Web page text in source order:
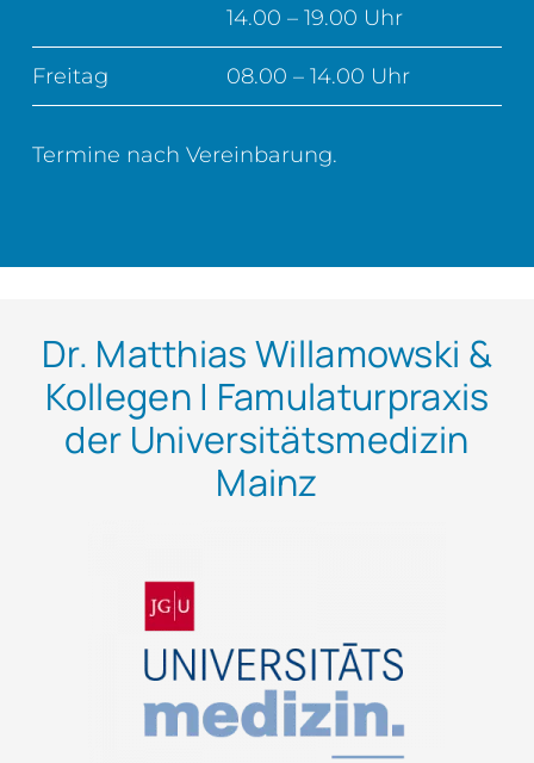
14.00 – 19.00 Uhr
Freitag 08.00 – 14.00 Uhr
Termine nach Vereinbarung.
Dr. Matthias Willamowski &
Kollegen | Famulaturpraxis
der Universitätsmedizin
Mainz